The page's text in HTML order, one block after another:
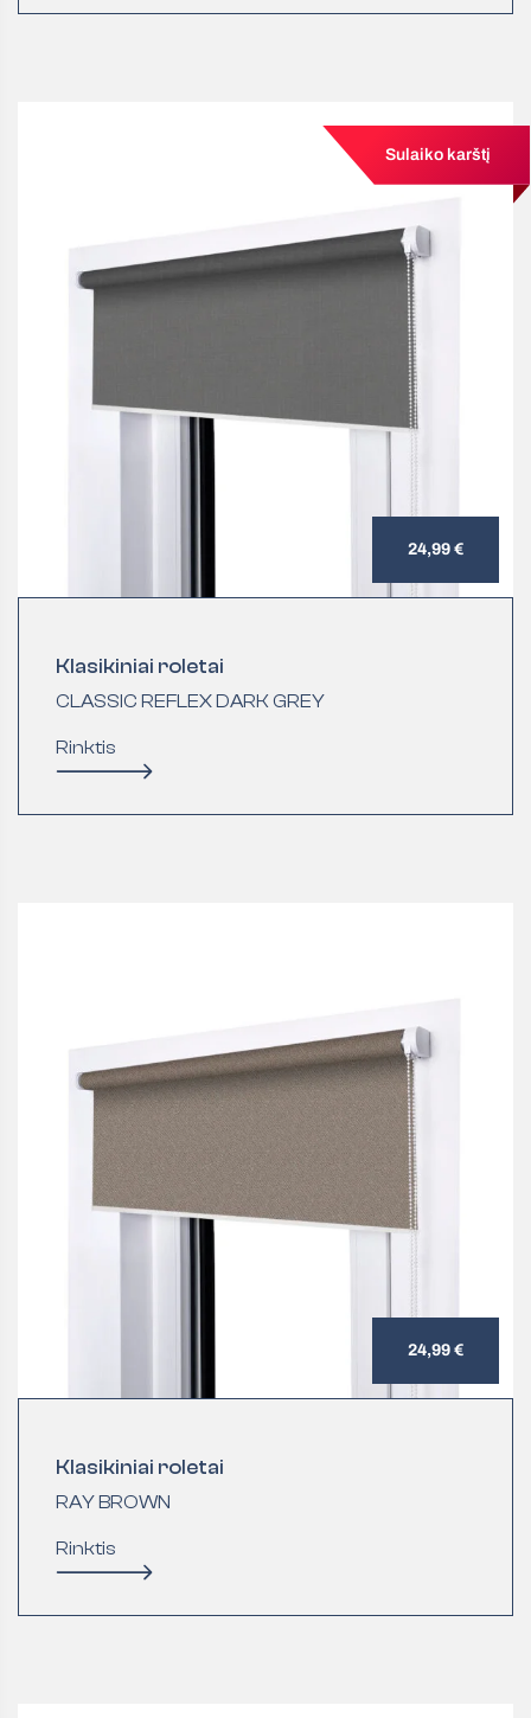
Sulaiko karštį
24,99 €
Klasikiniai roletai
CLASSIC REFLEX DARK GREY
Rinktis
24,99 €
Klasikiniai roletai
RAY BROWN
Rinktis